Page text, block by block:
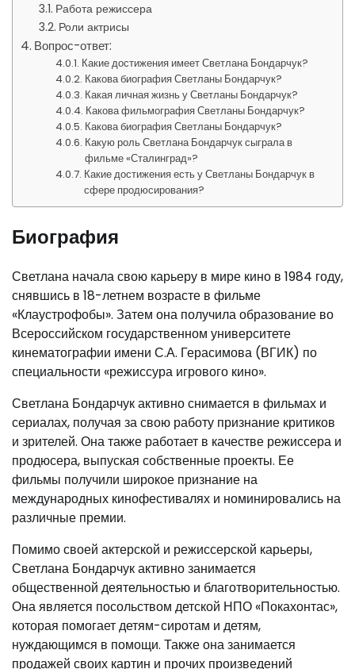
Работа режиссера
Роли актрисы
Вопрос-ответ:
Какие достижения имеет Светлана Бондарчук?
Какова биография Светланы Бондарчук?
Какая личная жизнь у Светланы Бондарчук?
Какова фильмография Светланы Бондарчук?
Какова биография Светланы Бондарчук?
Какую роль Светлана Бондарчук сыграла в
фильме «Сталинград»?
Какие достижения есть у Светланы Бондарчук в
сфере продюсирования?
Биография
Светлана начала свою карьеру в мире кино в 1984 году,
снявшись в 18-летнем возрасте в фильме
«Клаустрофобы». Затем она получила образование во
Всероссийском государственном университете
кинематографии имени С.А. Герасимова (ВГИК) по
специальности «режиссура игрового кино».
Светлана Бондарчук активно снимается в фильмах и
сериалах, получая за свою работу признание критиков
и зрителей. Она также работает в качестве режиссера и
продюсера, выпуская собственные проекты. Ее
фильмы получили широкое признание на
международных кинофестивалях и номинировались на
различные премии.
Помимо своей актерской и режиссерской карьеры,
Светлана Бондарчук активно занимается
общественной деятельностью и благотворительностью.
Она является посольством детской НПО «Покахонтас»,
которая помогает детям-сиротам и детям,
нуждающимся в помощи. Также она занимается
продажей своих картин и прочих произведений